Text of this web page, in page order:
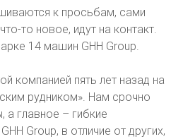
к просьбам, сами
то новое, идут на контакт.
14 машин GHH Group.
компанией пять лет назад на
рудником». Нам срочно
главное – гибкие
Group, в отличие от других,